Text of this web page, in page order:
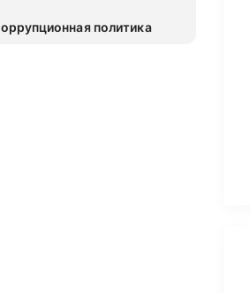
политика